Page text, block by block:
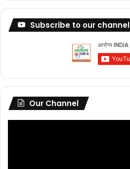
Subscribe to our channel
Our Channel